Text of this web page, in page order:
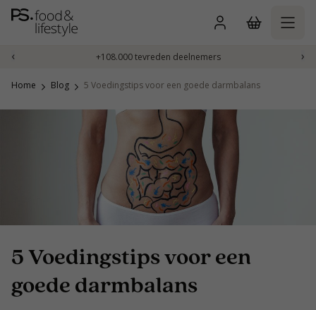
Naar
inhoud
‹ +108.000 tevreden deelnemers ›
Home Blog 5 Voedingstips voor een goede darmbalans
5 Voedingstips voor een
goede darmbalans